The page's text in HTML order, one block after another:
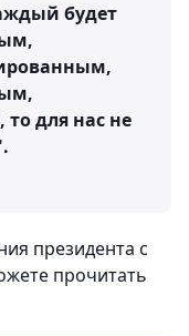
будет
для нас не
президента с
прочитать